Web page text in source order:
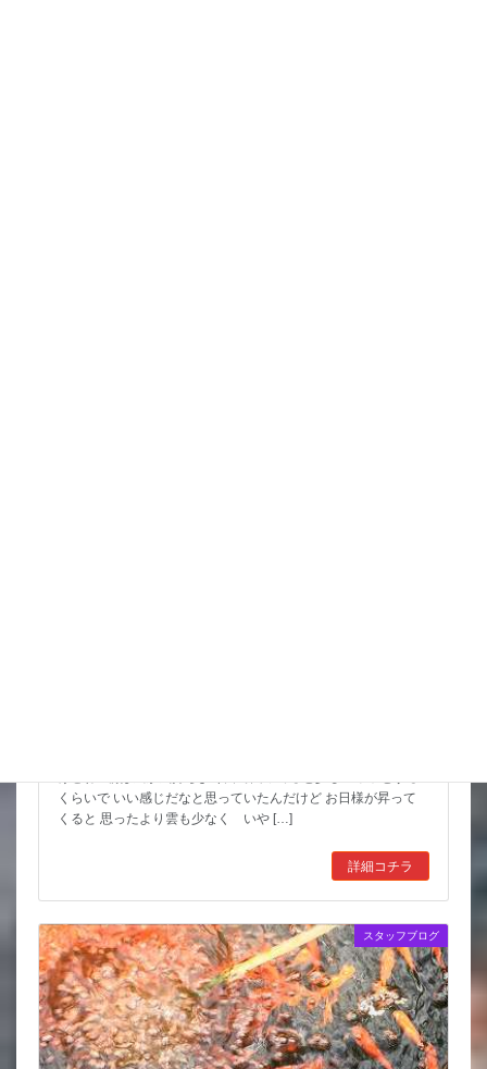
くらいで いい感じだなと思っていたんだけど お日様が昇って
くると 思ったより雲も少なく いや […]
詳細コチラ
スタッフブログ